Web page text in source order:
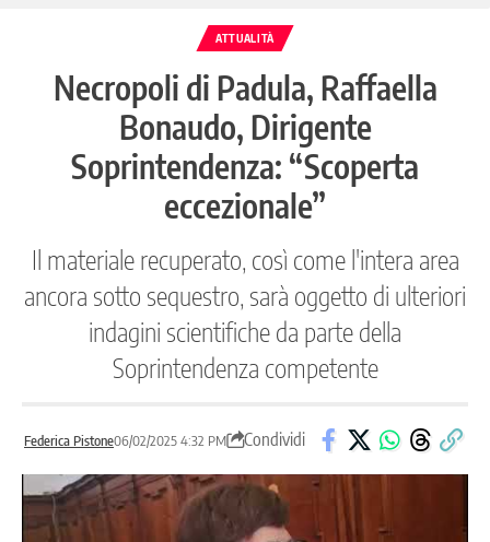
ATTUALITÀ
Necropoli di Padula, Raffaella
Bonaudo, Dirigente
Soprintendenza: “Scoperta
eccezionale”
Il materiale recuperato, così come l'intera area
ancora sotto sequestro, sarà oggetto di ulteriori
indagini scientifiche da parte della
Soprintendenza competente
Federica Pistone06/02/2025 4:32 PM Condividi